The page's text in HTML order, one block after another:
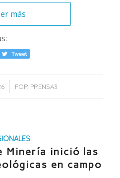
más
POR PRENSA3
Minería inició las
en campo